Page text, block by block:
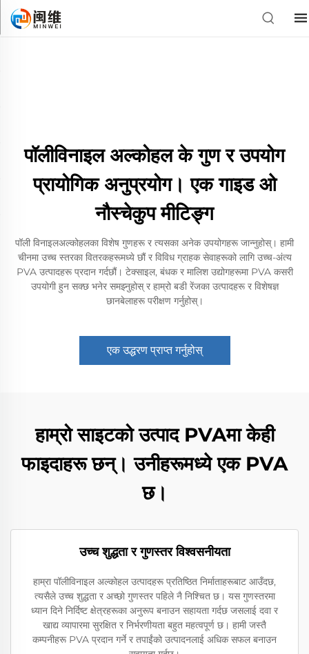
पॉलीविनाइल अल्कोहल के गुण र उपयोग
प्रायोगिक अनुप्रयोग। एक गाइड ओ
नौस्चेकुप मीटिङ्ग
पॉली विनाइलअल्कोहलका विशेष गुणहरू र त्यसका अनेक उपयोगहरू जान्नुहोस्। हामी
चीनमा उच्च स्तरका वितरकहरूमध्ये छौं र विविध ग्राहक सेवाहरूको लागि उच्च-अंत्य
PVA उत्पादहरू प्रदान गर्दछौं। टेक्साइल, बंधक र मालिश उद्योगहरूमा PVA कसरी
उपयोगी हुन सक्छ भनेर समझ्नुहोस् र हाम्रो बडी रेंजका उत्पादहरू र विशेषज्ञ
छानबेलाहरू परीक्षण गर्नुहोस्।
एक उद्धरण प्राप्त गर्नुहोस्
हाम्रो साइटको उत्पाद PVAमा केही
फाइदाहरू छन्। उनीहरूमध्ये एक PVA
छ।
उच्च शुद्धता र गुणस्तर विश्वसनीयता
हाम्रा पॉलीविनाइल अल्कोहल उत्पादहरू प्रतिष्ठित निर्माताहरूबाट आउँदछ,
त्यसैले उच्च शुद्धता र अच्छो गुणस्तर पहिले नै निश्चित छ। यस गुणस्तरमा
ध्यान दिने निर्दिष्ट क्षेत्रहरूका अनुरूप बनाउन सहायता गर्दछ जसलाई दवा र
खाद्य व्यापारमा सुरक्षित र निर्भरणीयता बहुत महत्वपूर्ण छ। हामी जस्तै
कम्पनीहरू PVA प्रदान गर्ने र तपाईंको उत्पादनलाई अधिक सफल बनाउन